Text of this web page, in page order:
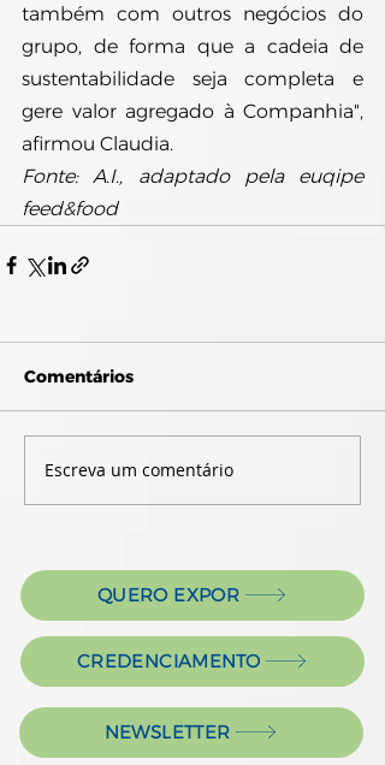
também com outros negócios do
grupo, de forma que a cadeia de
sustentabilidade seja completa e
gere valor agregado à Companhia",
afirmou Claudia.
Fonte: A.I., adaptado pela euqipe
feed&food
Comentários
Escreva um comentário
QUERO EXPOR
CREDENCIAMENTO
NEWSLETTER